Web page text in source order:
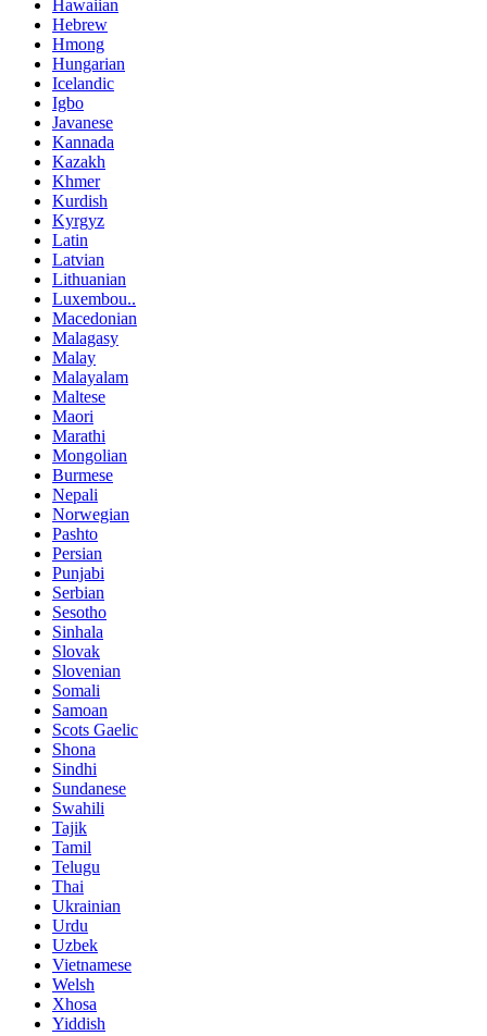
Hawaiian
Hebrew
Hmong
Hungarian
Icelandic
Igbo
Javanese
Kannada
Kazakh
Khmer
Kurdish
Kyrgyz
Latin
Latvian
Lithuanian
Luxembou..
Macedonian
Malagasy
Malay
Malayalam
Maltese
Maori
Marathi
Mongolian
Burmese
Nepali
Norwegian
Pashto
Persian
Punjabi
Serbian
Sesotho
Sinhala
Slovak
Slovenian
Somali
Samoan
Scots Gaelic
Shona
Sindhi
Sundanese
Swahili
Tajik
Tamil
Telugu
Thai
Ukrainian
Urdu
Uzbek
Vietnamese
Welsh
Xhosa
Yiddish